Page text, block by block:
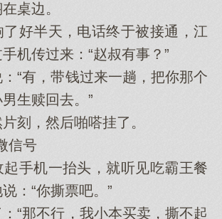
桌边。
半天，电话终于被接通，江
机传过来：“赵叔有事？”
有，带钱过来一趟，把你那个
生赎回去。”
，然后啪嗒挂了。
号
机一抬头，就听见吃霸王餐
：“你撕票吧。”
那不行，我小本买卖，撕不起